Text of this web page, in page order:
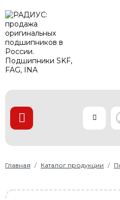
ПОДШИПНИКИ
ЛИНЕЙНЫЕ
РЕМНИ
О нас
Доставка и оплата
Главная Каталог продукции